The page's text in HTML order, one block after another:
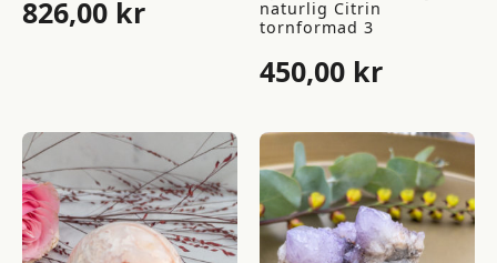
826,00 kr
naturlig Citrin
tornformad 3
450,00 kr